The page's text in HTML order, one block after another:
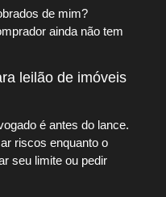
de mim?
ainda não tem
leilão de imóveis
é antes do lance.
riscos enquanto o
seu limite ou pedir